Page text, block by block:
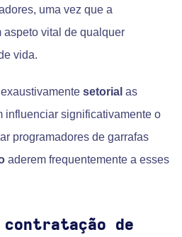
uma vez que a
vital de qualquer
vida.
setorial as
influenciar significativamente o
programadores de garrafas
aderem frequentemente a esses
de